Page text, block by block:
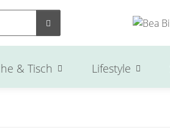
& Tisch Lifestyle